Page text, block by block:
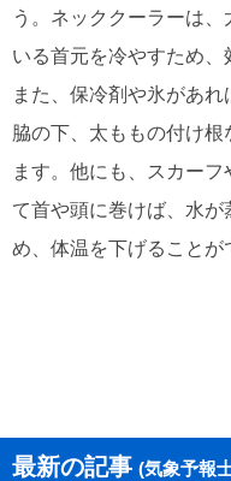
う。ネッククーラーは
いる首元を冷やすため、
また、保冷剤や氷があれ
脇の下、太ももの付け
ます。他にも、スカー
て首や頭に巻けば、水
め、体温を下げることが
最新の記事 (気象予報